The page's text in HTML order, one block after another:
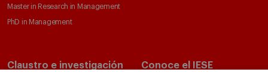
Master in Research in Management
PhD in Management
Claustro e investigación Conoce el IESE